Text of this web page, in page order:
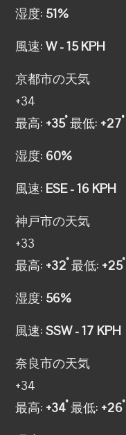
湿度: 51%
風速:W - 15 KPH
京都市の天気
+34
最高: +35°最低: +27°
湿度: 60%
風速: ESE - 16 KPH
神戸市の天気
+33
最高: +32°最低: +25°
湿度: 56%
風速:SSW - 17 KPH
奈良市の天気
+34
最高: +34°最低: +26°